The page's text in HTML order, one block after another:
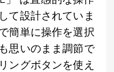
て設計されていま
簡単に操作を選択
思いのまま調節で
ングボタンを使え